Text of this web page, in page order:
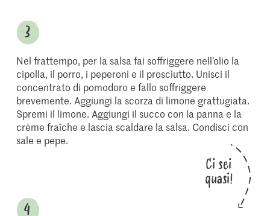
Nel frattempo, per la salsa fai soffriggere nell’olio la
cipolla, il porro, i peperoni e il prosciutto. Unisci il
concentrato di pomodoro e fallo soffriggere
brevemente. Aggiungi la scorza di limone grattugiata.
Spremi il limone. Aggiungi il succo con la panna e la
crème fraîche e lascia scaldare la salsa. Condisci con
sale e pepe.
Ci sei
quasi!